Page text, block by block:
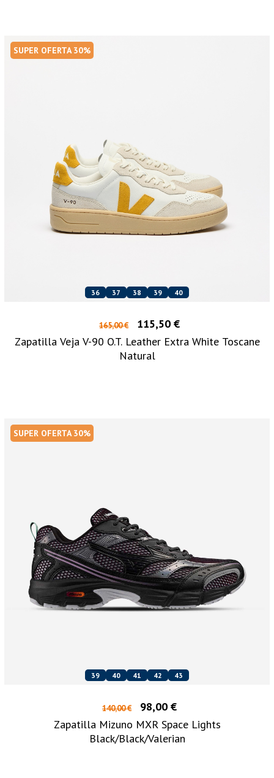
SUPER OFERTA 30%
36 37 38 39 40
165,00 €
115,50 €
Zapatilla Veja V-90 O.T. Leather Extra White Toscane
Natural
SUPER OFERTA 30%
39 40 41 42 43
140,00 €
98,00 €
Zapatilla Mizuno MXR Space Lights
Black/Black/Valerian